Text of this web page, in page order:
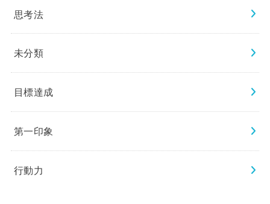
思考法
未分類
目標達成
第一印象
行動力